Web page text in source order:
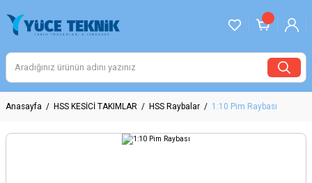
Anasayfa HSS KESİCİ TAKIMLAR HSS Raybalar 1:10 Pim Raybası